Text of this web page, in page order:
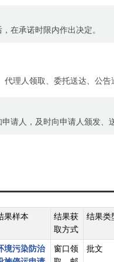
在承诺时限内作出决定。
代理人领取、委托送达、公告
请人，及时向申请人颁发、
果样本
结果获
取方式
结果类
境污染防治
窗口领
批文